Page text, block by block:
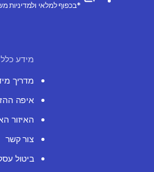
*בכפוף למלאי ולמדיניות
מידע
מדריך
איפה
האיזור
צור קשר
ביטול